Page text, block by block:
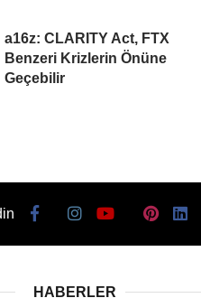
a16z: CLARITY Act, FTX
Benzeri Krizlerin Önüne
Geçebilir
HABERLER